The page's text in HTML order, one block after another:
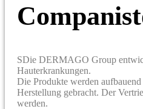
SDie DERMAGO Group
Hauterkrankungen.
Die Produkte werden
Herstellung gebracht. Der
werden.